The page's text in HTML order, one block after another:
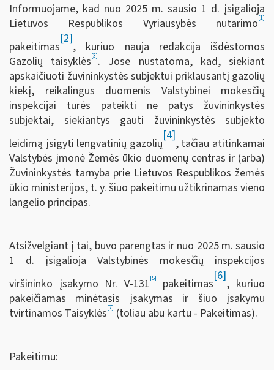
Informuojame, kad nuo 2025 m. sausio 1 d. įsigalioja
Lietuvos Respublikos Vyriausybės nutarimo[1]
pakeitimas
[2]
, kuriuo nauja redakcija išdėstomos
Gazolių taisyklės[3]. Jose nustatoma, kad, siekiant
apskaičiuoti žuvininkystės subjektui priklausantį gazolių
kiekį, reikalingus duomenis Valstybinei mokesčių
inspekcijai turės pateikti ne patys žuvininkystės
subjektai, siekiantys gauti žuvininkystės subjekto
leidimą įsigyti lengvatinių gazolių
[4]
, tačiau atitinkamai
Valstybės įmonė Žemės ūkio duomenų centras ir (arba)
Žuvininkystės tarnyba prie Lietuvos Respublikos žemės
ūkio ministerijos, t. y. šiuo pakeitimu užtikrinamas vieno
langelio principas.
Atsižvelgiant į tai, buvo parengtas ir nuo 2025 m. sausio
1 d. įsigalioja Valstybinės mokesčių inspekcijos
viršininko įsakymo Nr. V-131 [5] pakeitimas
[6]
, kuriuo
pakeičiamas minėtasis įsakymas ir šiuo įsakymu
tvirtinamos Taisyklės[7] (toliau abu kartu - Pakeitimas).
Pakeitimu: